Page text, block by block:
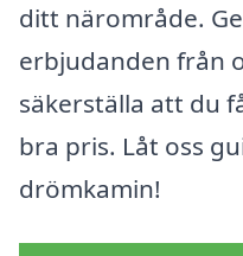
ditt närområde.
erbjudanden från
säkerställa att du
bra pris. Låt oss
drömkamin!